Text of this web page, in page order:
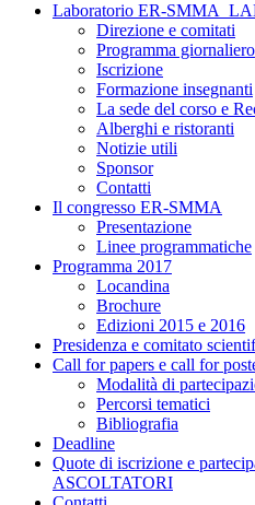
Laboratorio ER-
Direzione e comitati
Programma giornaliero
Iscrizione
Formazione insegnanti
La sede del corso e
Alberghi e ristoranti
Notizie utili
Sponsor
Contatti
Il congresso ER-SMMA
Presentazione
Linee programmatiche
Programma 2017
Locandina
Brochure
Edizioni 2015 e 2016
Presidenza e comitato
Call for papers e call for
Modalità di
Percorsi tematici
Bibliografia
Deadline
Quote di iscrizione e
ASCOLTATORI